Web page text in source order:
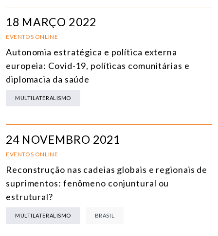
18 MARÇO 2022
EVENTOS ONLINE
Autonomia estratégica e política externa
europeia: Covid-19, políticas comunitárias e
diplomacia da saúde
MULTILATERALISMO
24 NOVEMBRO 2021
EVENTOS ONLINE
Reconstrução nas cadeias globais e regionais de
suprimentos: fenômeno conjuntural ou
estrutural?
MULTILATERALISMO BRASIL